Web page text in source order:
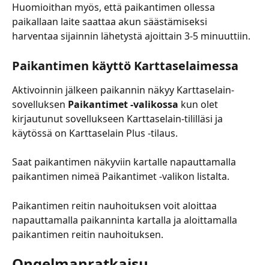
Huomioithan myös, että paikantimen ollessa
paikallaan laite saattaa akun säästämiseksi
harventaa sijainnin lähetystä ajoittain 3-5 minuuttiin.
Paikantimen käyttö Karttaselaimessa
Aktivoinnin jälkeen paikannin näkyy Karttaselain-
sovelluksen Paikantimet -valikossa kun olet
kirjautunut sovellukseen Karttaselain-tililläsi ja
käytössä on Karttaselain Plus -tilaus.
Saat paikantimen näkyviin kartalle napauttamalla
paikantimen nimeä Paikantimet -valikon listalta.
Paikantimen reitin nauhoituksen voit aloittaa
napauttamalla paikanninta kartalla ja aloittamalla
paikantimen reitin nauhoituksen.